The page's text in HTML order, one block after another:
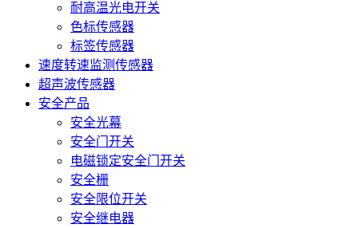
耐高温光电开关
色标传感器
标签传感器
速度转速监测传感器
超声波传感器
安全产品
安全光幕
安全门开关
电磁锁定安全门开关
安全栅
安全限位开关
安全继电器